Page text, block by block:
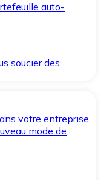
auto-
soucier des
votre entreprise
mode de